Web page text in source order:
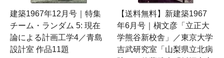
建築1967年12月号｜特集
チーム・ランダム 5: 現在
論による計画工学4／青島
設計室 作品11題
【送料無料】新建築1967
年6月号｜槇文彦「立正大
学熊谷新校舎」／東京大学
吉武研究室「山梨県立北病